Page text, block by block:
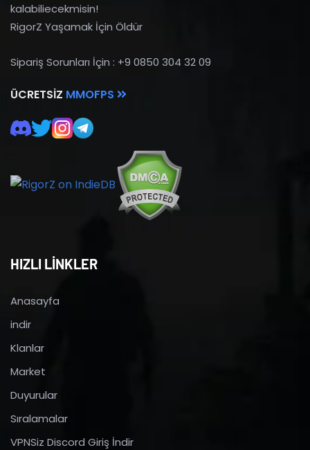
kalabiliecekmisin!
RigorZ Yaşamak İçin Öldür
Sipariş Sorunları İçin : +9 0850 304 32 09
ÜCRETSIZ MMOFPS
HIZLI LİNKLER
Anasayfa
indir
Klanlar
Market
Duyurular
Sıralamalar
VPNSiz Discord Giriş İndir